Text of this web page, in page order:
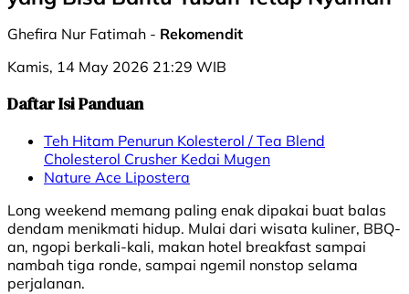
Ghefira Nur Fatimah - Rekomendit
Kamis, 14 May 2026 21:29 WIB
Daftar Isi Panduan
Teh Hitam Penurun Kolesterol / Tea Blend
Cholesterol Crusher Kedai Mugen
Nature Ace Lipostera
Long weekend memang paling enak dipakai buat balas
dendam menikmati hidup. Mulai dari wisata kuliner, BBQ-
an, ngopi berkali-kali, makan hotel breakfast sampai
nambah tiga ronde, sampai ngemil nonstop selama
perjalanan.